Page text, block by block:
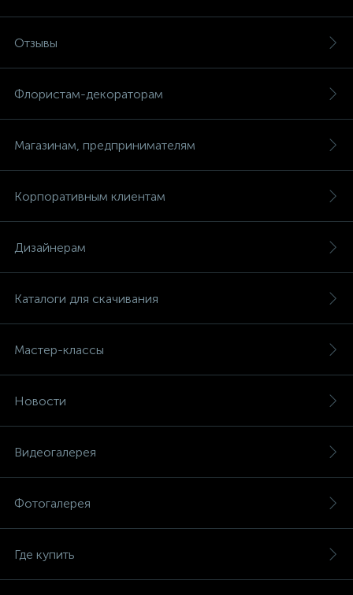
Отзывы
Флористам-декораторам
Магазинам, предпринимателям
Корпоративным клиентам
Дизайнерам
Каталоги для скачивания
Мастер-классы
Новости
Видеогалерея
Фотогалерея
Где купить